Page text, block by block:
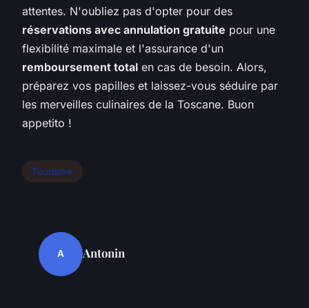
attentes. N'oubliez pas d'opter pour des
réservations avec annulation gratuite pour une
flexibilité maximale et l'assurance d'un
remboursement total en cas de besoin. Alors,
préparez vos papilles et laissez-vous séduire par
les merveilles culinaires de la Toscane. Buon
appetito !
Tourisme
A Antonin